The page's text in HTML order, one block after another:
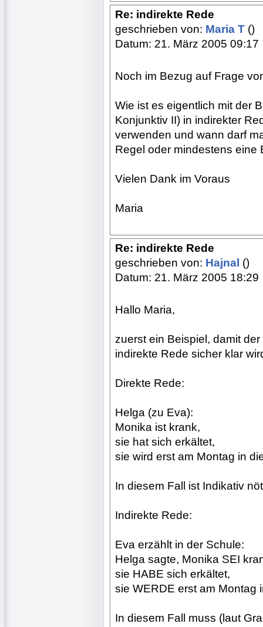
Re: indirekte Rede
geschrieben von: Maria T ()
Datum: 21. März 2005 09:17
Noch im Bezug auf Frage
Wie ist es eigentlich mit der
Konjunktiv II) in indirekter
verwenden und wann darf
Regel oder mindestens eine
Vielen Dank im Voraus
Maria
Re: indirekte Rede
geschrieben von: Hajnal ()
Datum: 21. März 2005 18:29
Hallo Maria,
zuerst ein Beispiel, damit
indirekte Rede sicher klar
Direkte Rede:
Helga (zu Eva):
Monika ist krank,
sie hat sich erkältet,
sie wird erst am Montag in
In diesem Fall ist Indikativ
Indirekte Rede:
Eva erzählt in der Schule:
Helga sagte, Monika SEI
sie HABE sich erkältet,
sie WERDE erst am Montag
In diesem Fall muss (laut